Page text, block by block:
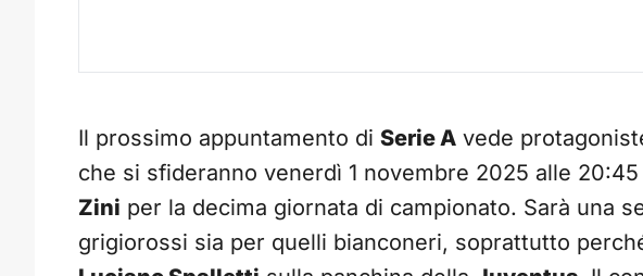
Il prossimo appuntamento di Serie A vede
che si sfideranno venerdì 1 novembre 2025 alle
Zini per la decima giornata di campionato. Sarà una
grigiorossi sia per quelli bianconeri, soprattutto